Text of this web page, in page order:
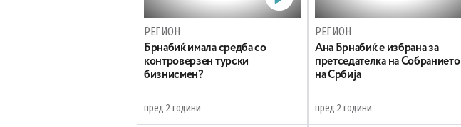
РЕГИОН
Брнабиќ имала средба со
контроверзен турски
бизнисмен?
пред 2 години
РЕГИОН
Ана Брнабиќ е избрана за
претседателка на Собранието
на Србија
пред 2 години